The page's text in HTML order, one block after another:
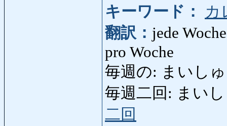
キーワード：
カ
翻訳： jede
pro Woche
毎週の: まいし
毎週二回: まい
二回